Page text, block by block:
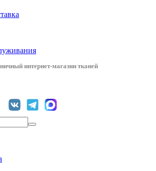
интернет-магазин тканей